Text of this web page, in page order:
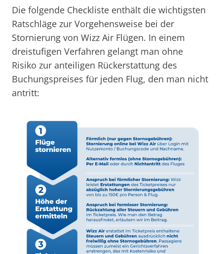
Die folgende Checkliste enthält die wichtigsten
Ratschläge zur Vorgehensweise bei der
Stornierung von Wizz Air Flügen. In einem
dreistufigen Verfahren gelangt man ohne
Risiko zur anteiligen Rückerstattung des
Buchungspreises für jeden Flug, den man nicht
antritt: